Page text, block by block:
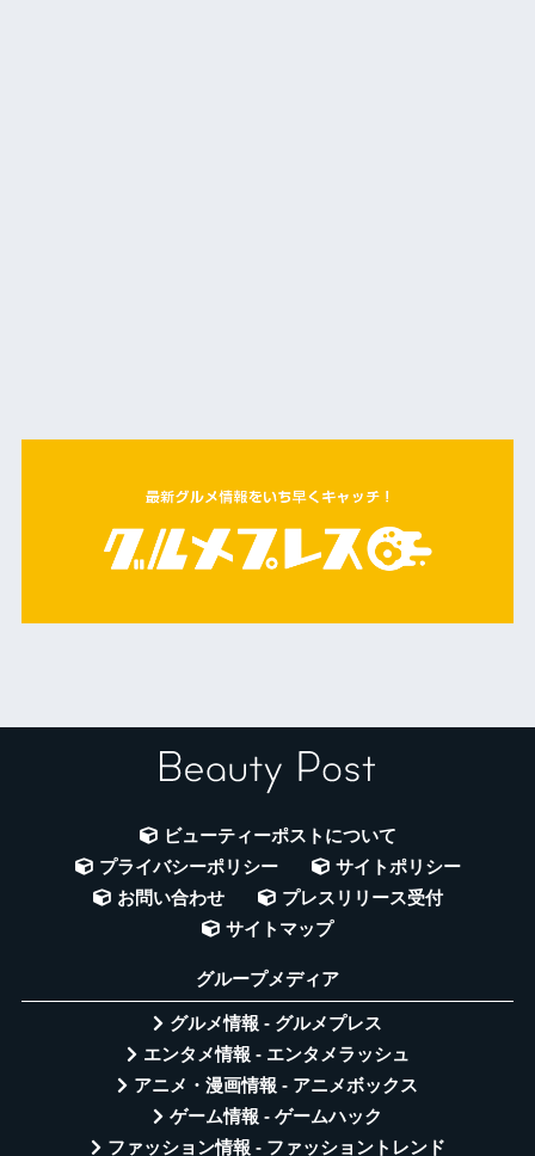
ビューティーポストについて
プライバシーポリシー
サイトポリシー
お問い合わせ
プレスリリース受付
サイトマップ
グループメディア
グルメ情報 - グルメプレス
エンタメ情報 - エンタメラッシュ
アニメ・漫画情報 - アニメボックス
ゲーム情報 - ゲームハック
ファッション情報 - ファッショントレンド